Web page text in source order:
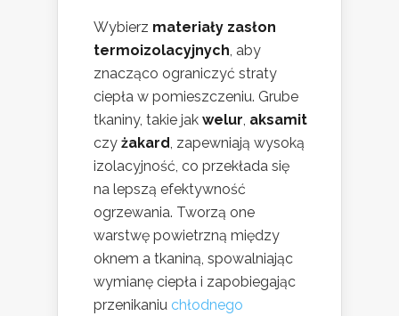
Wybierz materiały zasłon
termoizolacyjnych, aby
znacząco ograniczyć straty
ciepła w pomieszczeniu. Grube
tkaniny, takie jak welur, aksamit
czy żakard, zapewniają wysoką
izolacyjność, co przekłada się
na lepszą efektywność
ogrzewania. Tworzą one
warstwę powietrzną między
oknem a tkaniną, spowalniając
wymianę ciepła i zapobiegając
przenikaniu chłodnego